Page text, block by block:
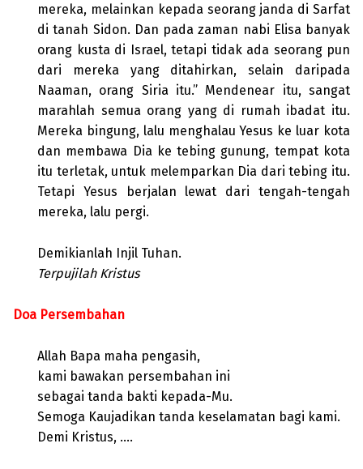
mereka, melainkan kepada seorang janda di Sarfat
di tanah Sidon. Dan pada zaman nabi Elisa banyak
orang kusta di Israel, tetapi tidak ada seorang pun
dari mereka yang ditahirkan, selain daripada
Naaman, orang Siria itu.” Mendenear itu, sangat
marahlah semua orang yang di rumah ibadat itu.
Mereka bingung, lalu menghalau Yesus ke luar kota
dan membawa Dia ke tebing gunung, tempat kota
itu terletak, untuk melemparkan Dia dari tebing itu.
Tetapi Yesus berjalan lewat dari tengah-tengah
mereka, lalu pergi.
Demikianlah Injil Tuhan.
Terpujilah Kristus
Doa Persembahan
Allah Bapa maha pengasih,
kami bawakan persembahan ini
sebagai tanda bakti kepada-Mu.
Semoga Kaujadikan tanda keselamatan bagi kami.
Demi Kristus, ….